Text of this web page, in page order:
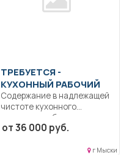
ТРЕБУЕТСЯ -
КУХОННЫЙ РАБОЧИЙ
Содержание в надлежащей
чистоте кухонного
инвентаря, оборудования и
помещения...
от 36 000 руб.
г Мыски